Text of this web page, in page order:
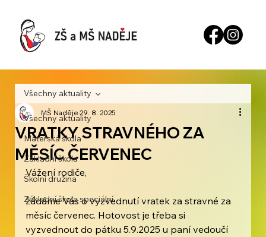
Všechny aktuality
Mateřská škola
Základní škola
Školní družina
Základní škola speciální
Všechny aktuality
VRATKY STRAVNÉHO ZA
MĚSÍC ČERVENEC
MŠ Naděje29. 8. 2025
Vážení rodiče,
žádáme Vás o vyzvednutí vratek za stravné za
měsíc červenec. Hotovost je třeba si
vyzvednout do pátku 5.9.2025 u paní vedoučí